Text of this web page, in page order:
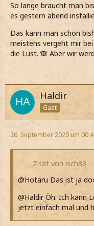
So lange braucht man
es gestern abend
Das kann man schon
meistens vergeht mir
die Lust. 🙈 Aber wir
Haldir
Gast
26. September 2020 um
Zitat von isch83
@Hotaru Das ist ja
@Haldir Öh. Ich kann
jetzt einfach mal und